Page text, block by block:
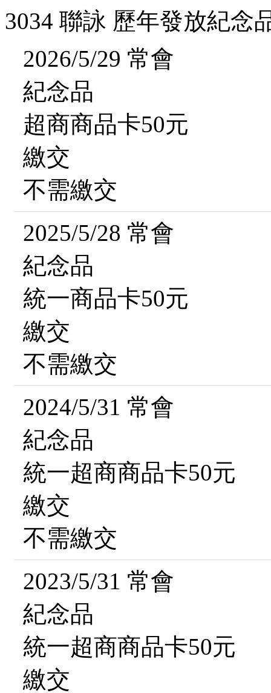
3034 聯詠 歷年發放紀念
2026/5/29 常會
紀念品
超商商品卡50元
繳交
不需繳交
2025/5/28 常會
紀念品
統一商品卡50元
繳交
不需繳交
2024/5/31 常會
紀念品
統一超商商品卡50元
繳交
不需繳交
2023/5/31 常會
紀念品
統一超商商品卡50元
繳交